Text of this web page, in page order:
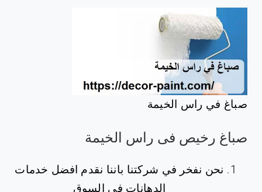
صباغ في راس الخيمة
صباغ رخيص فى راس الخيمة
نحن نفخر في شركتنا باننا نقدم افضل خدمات
الدهانات في السوق